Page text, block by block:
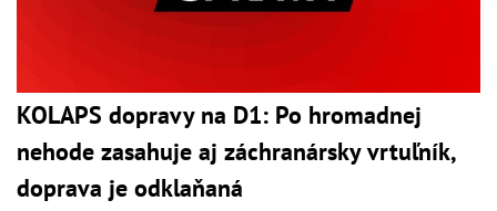
KOLAPS dopravy na D1: Po hromadnej
nehode zasahuje aj záchranársky vrtuľník,
doprava je odklaňaná